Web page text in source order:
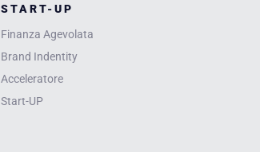
START-UP
Finanza Agevolata
Brand Indentity
Acceleratore
Start-UP